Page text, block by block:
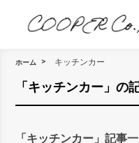
ホーム キッチンカー
「キッチンカー」の
「キッチンカー」記事